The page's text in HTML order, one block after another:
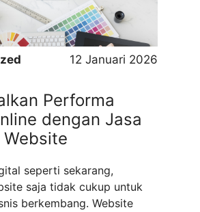
Universitas Ma’soem
more
12 Januari 2026
Performa
dengan Jasa
Website
seperti sekarang,
saja tidak cukup untuk
berkembang. Website